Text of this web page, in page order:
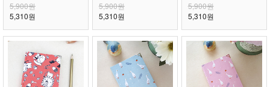
5,900원
5,310원
5,900원
5,310원
5,900원
5,310원